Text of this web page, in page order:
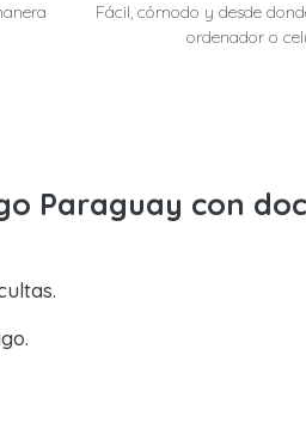
Fácil, cómodo y desde
ordenador o
Paraguay con